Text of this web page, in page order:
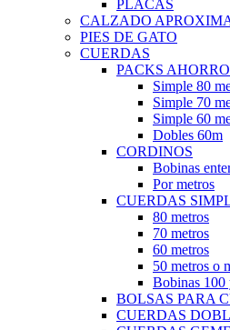
PLACAS
CALZADO
PIES DE GATO
CUERDAS
PACKS
Simple 80
Simple 70
Simple 60
Dobles 60m
CORDINOS
Bobinas
Por metros
CUERDAS
80 metros
70 metros
60 metros
50 metros o
Bobinas 100
BOLSAS PARA
CUERDAS